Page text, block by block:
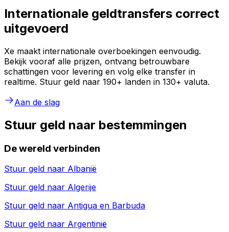
Internationale geldtransfers correct
uitgevoerd
Xe maakt internationale overboekingen eenvoudig.
Bekijk vooraf alle prijzen, ontvang betrouwbare
schattingen voor levering en volg elke transfer in
realtime. Stuur geld naar 190+ landen in 130+ valuta.
Aan de slag
Stuur geld naar bestemmingen
De wereld verbinden
Stuur geld naar Albanië
Stuur geld naar Algerije
Stuur geld naar Antigua en Barbuda
Stuur geld naar Argentinië